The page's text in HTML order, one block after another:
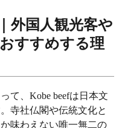
外国人観光客や
すすめする理
て、Kobe beefは日本文
寺社仏閣や伝統文化と
味わえない唯一無二の